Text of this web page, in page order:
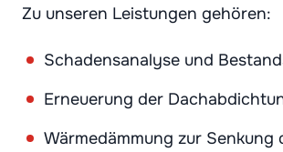
Zu unseren Leistungen gehören:
Schadensanalyse und
Erneuerung der
Wärmedämmung zur Senkung